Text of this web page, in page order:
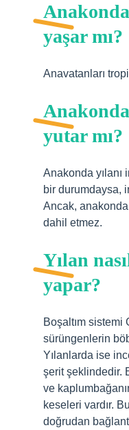
yaşar mı?
Anavatanları
yutar mı?
Anakonda
bir durumdaysa,
Ancak,
dahil etmez.
Yılan
yapar?
Boşaltım sistemi
sürüngenlerin
Yılanlarda ise
şerit şeklindedir.
ve
keseleri vardır.
doğrudan